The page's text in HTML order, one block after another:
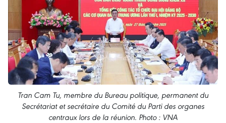
Tran Cam Tu, membre du Bureau politique, permanent du
Secrétariat et secrétaire du Comité du Parti des organes
centraux lors de la réunion. Photo : VNA